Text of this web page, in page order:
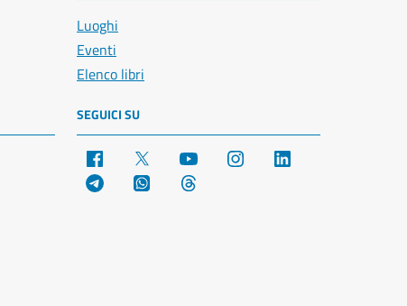
Luoghi
Eventi
Elenco libri
SEGUICI SU
Facebook YouTube Instagram
Telegram WhatsApp